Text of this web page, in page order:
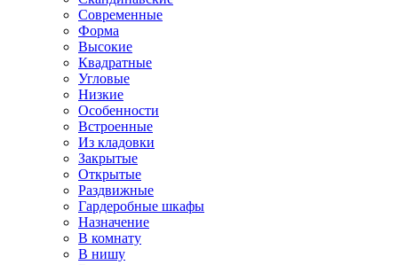
Современные
Форма
Высокие
Квадратные
Угловые
Низкие
Особенности
Встроенные
Из кладовки
Закрытые
Открытые
Раздвижные
Гардеробные шкафы
Назначение
В комнату
В нишу